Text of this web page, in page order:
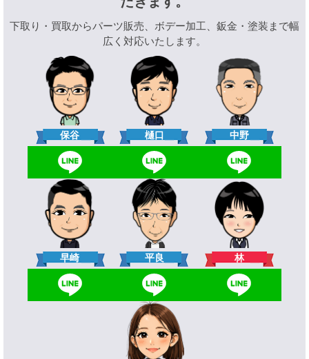
下取り・買取からパーツ販売、ボデー加工、鈑金・塗装まで幅
広く対応いたします。
保谷 樋口 中野
早崎 平良 林